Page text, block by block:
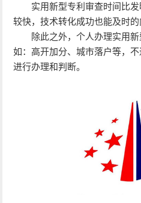
实用新型专利审查时间比
较快，技术转化成功也能及时的
除此之外，个人办理实用
如：高开加分、城市落户等，
进行办理和判断。